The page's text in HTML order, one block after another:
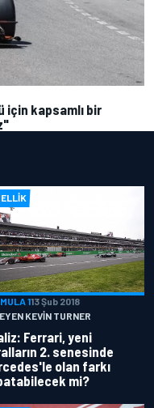
için kapsamlı bir
113 Şub 2018
KEVIN TURNER
Ferrari, yeni
2. senesinde
olan farkı
mi?